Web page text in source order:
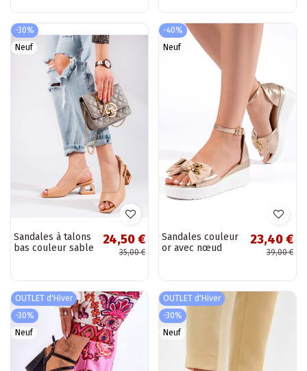
-30%
Neuf
Sandales à talons
bas couleur sable
24,50 €
35,00 €
-40%
Neuf
Sandales couleur
or avec nœud
23,40 €
39,00 €
OUTLET d'Hiver
-30%
Neuf
OUTLET d'Hiver
-30%
Neuf